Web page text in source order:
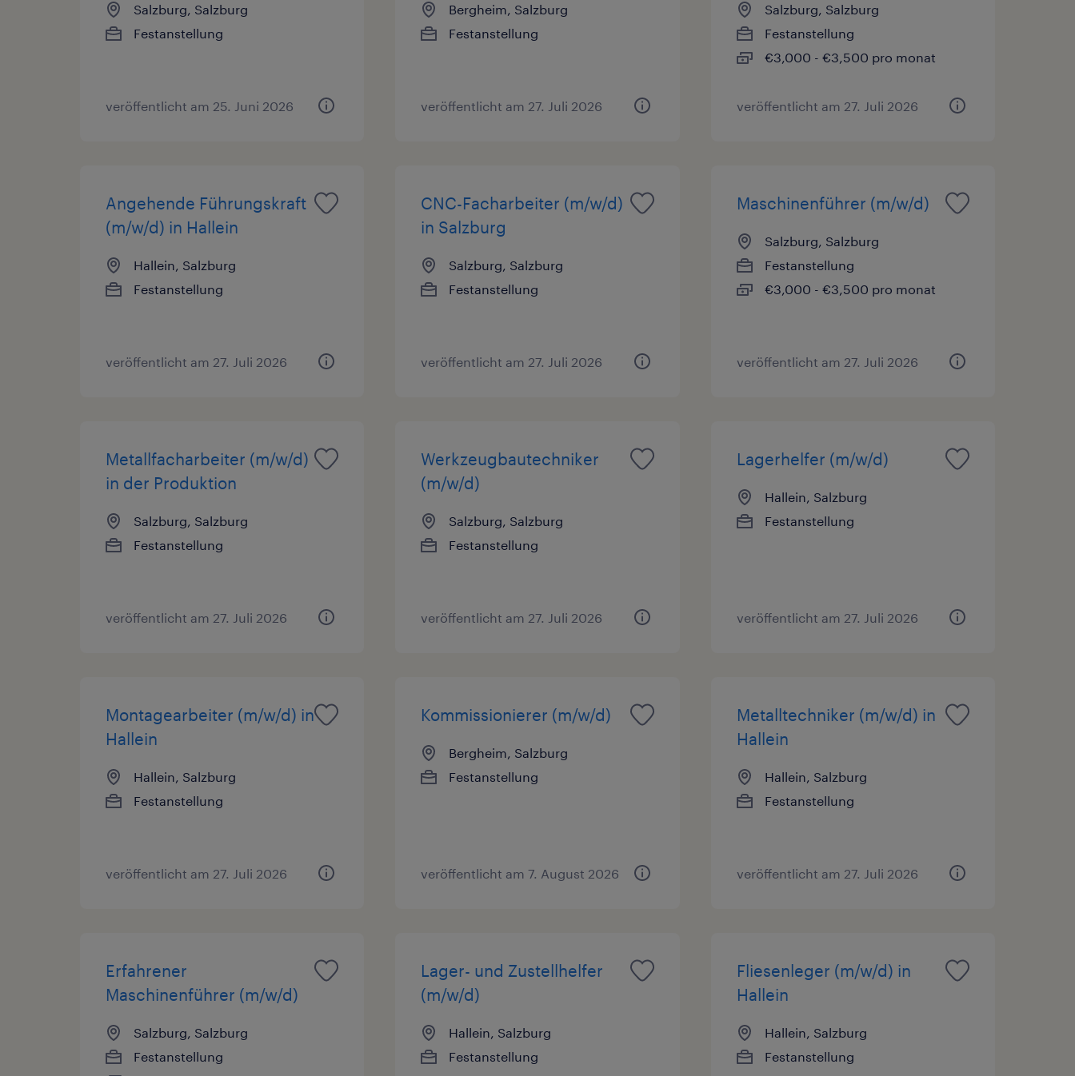
Salzburg, Salzburg
Festanstellung
veröffentlicht am 25. Juni 2026
Bergheim, Salzburg
Festanstellung
veröffentlicht am 27. Juli 2026
Salzburg, Salzburg
Festanstellung
€3,000 - €3,500 pro monat
veröffentlicht am 27. Juli 2026
Angehende Führungskraft
(m/w/d) in Hallein
Hallein, Salzburg
Festanstellung
veröffentlicht am 27. Juli 2026
CNC-Facharbeiter (m/w/d)
in Salzburg
Salzburg, Salzburg
Festanstellung
veröffentlicht am 27. Juli 2026
Maschinenführer (m/w/d)
Salzburg, Salzburg
Festanstellung
€3,000 - €3,500 pro monat
veröffentlicht am 27. Juli 2026
Metallfacharbeiter (m/w/d)
in der Produktion
Salzburg, Salzburg
Festanstellung
veröffentlicht am 27. Juli 2026
Werkzeugbautechniker
(m/w/d)
Salzburg, Salzburg
Festanstellung
veröffentlicht am 27. Juli 2026
Lagerhelfer (m/w/d)
Hallein, Salzburg
Festanstellung
veröffentlicht am 27. Juli 2026
Montagearbeiter (m/w/d) in
Hallein
Hallein, Salzburg
Festanstellung
veröffentlicht am 27. Juli 2026
Kommissionierer (m/w/d)
Bergheim, Salzburg
Festanstellung
veröffentlicht am 7. August 2026
Metalltechniker (m/w/d) in
Hallein
Hallein, Salzburg
Festanstellung
veröffentlicht am 27. Juli 2026
Erfahrener
Maschinenführer (m/w/d)
Salzburg, Salzburg
Festanstellung
Lager- und Zustellhelfer
(m/w/d)
Hallein, Salzburg
Festanstellung
Fliesenleger (m/w/d) in
Hallein
Hallein, Salzburg
Festanstellung